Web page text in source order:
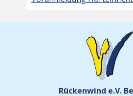
Rückenwind e.V.